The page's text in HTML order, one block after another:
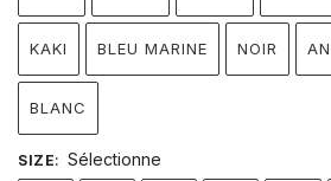
KAKI BLEU MARINE NOIR
BLANC
SIZE: Sélectionne